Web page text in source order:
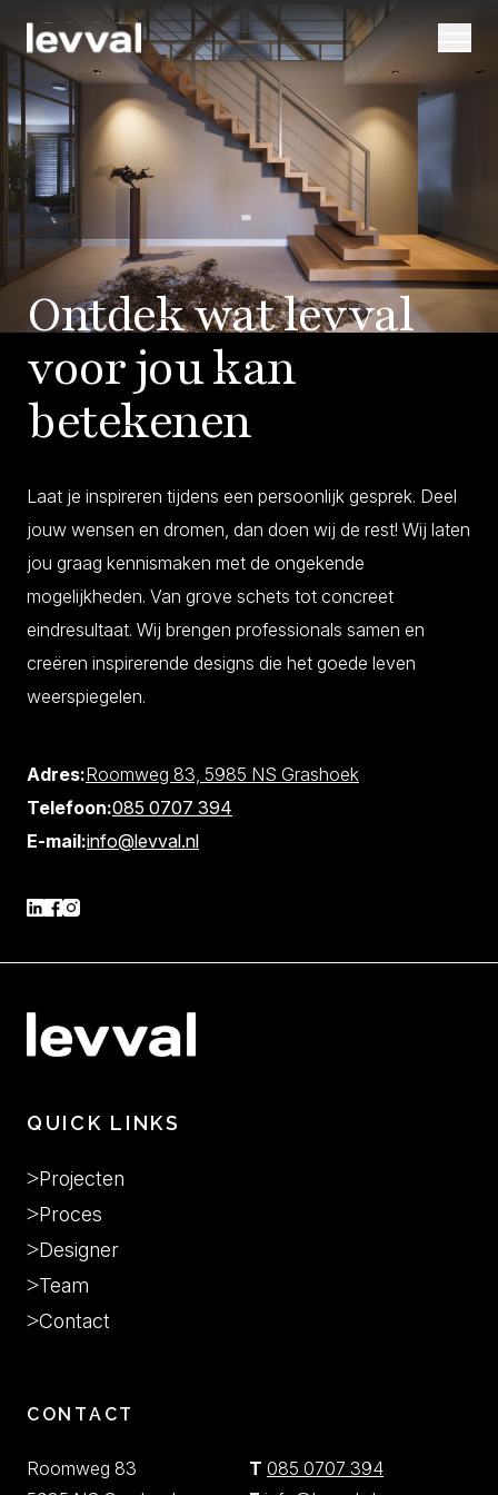
Ontdek wat levval
voor jou kan
betekenen
Laat je inspireren tijdens een persoonlijk gesprek. Deel
jouw wensen en dromen, dan doen wij de rest! Wij laten
jou graag kennismaken met de ongekende
mogelijkheden. Van grove schets tot concreet
eindresultaat. Wij brengen professionals samen en
creëren inspirerende designs die het goede leven
weerspiegelen.
Adres:Roomweg 83, 5985 NS Grashoek
Telefoon:085 0707 394
E-mail:info@levval.nl
QUICK LINKS
Projecten
Proces
Designer
Team
Contact
CONTACT
Roomweg 83
T 085 0707 394